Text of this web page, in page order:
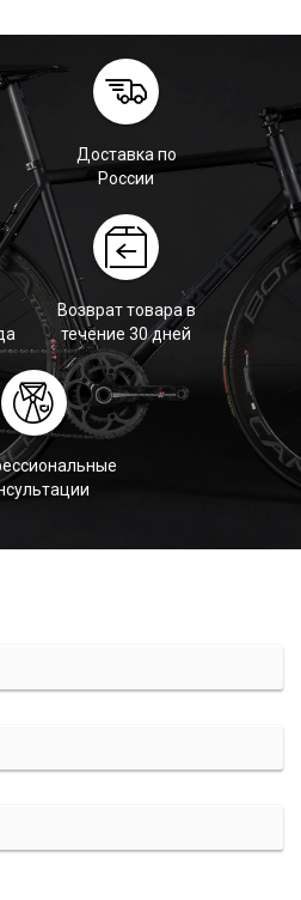
Доставка по
России
Возврат товара в
течение 30 дней